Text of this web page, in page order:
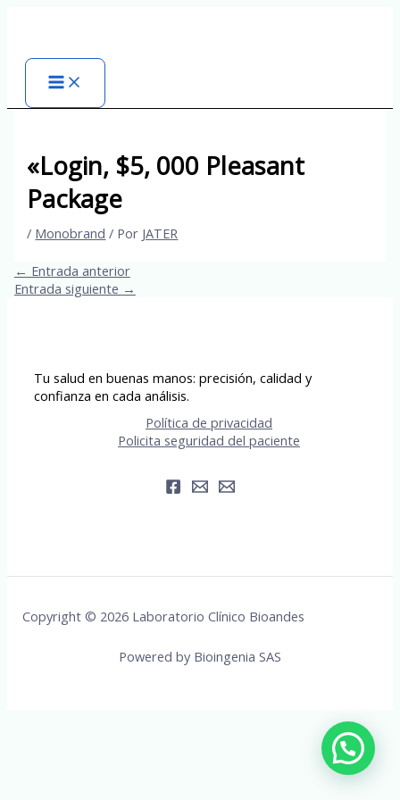
«Login, $5, 000 Pleasant
Package
/ Monobrand / Por JATER
← Entrada anterior
Entrada siguiente →
Tu salud en buenas manos: precisión, calidad y
confianza en cada análisis.
Política de privacidad
Policita seguridad del paciente
Copyright © 2026 Laboratorio Clínico Bioandes
Powered by Bioingenia SAS